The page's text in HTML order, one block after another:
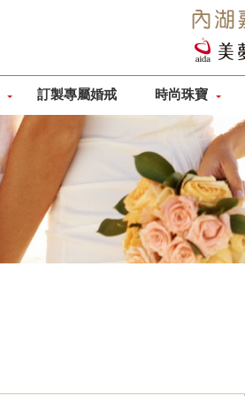
訂製專屬婚戒 時尚珠寶